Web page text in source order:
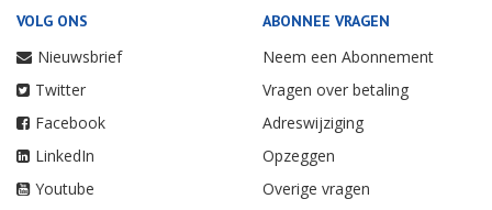
VOLG ONS
Nieuwsbrief
Twitter
Facebook
LinkedIn
Youtube
ABONNEE VRAGEN
Neem een Abonnement
Vragen over betaling
Adreswijziging
Opzeggen
Overige vragen